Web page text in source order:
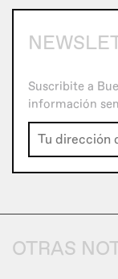
Suscribite a
información
OTRAS